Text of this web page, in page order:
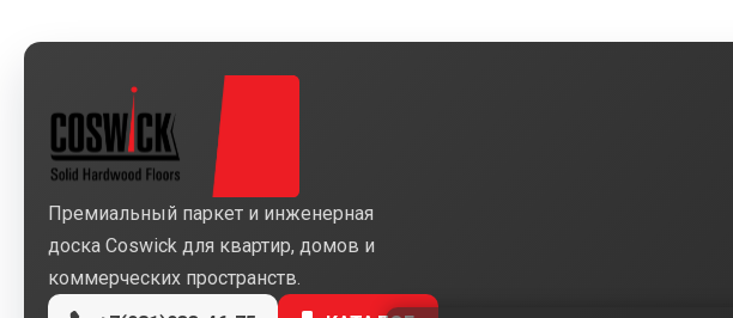
Премиальный паркет и инженерная
доска Coswick для квартир, домов и
коммерческих пространств.